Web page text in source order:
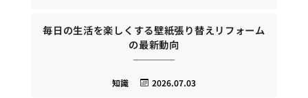
毎日の生活を楽しくする壁紙張り替えリフォーム
の最新動向
2026.07.03
知識